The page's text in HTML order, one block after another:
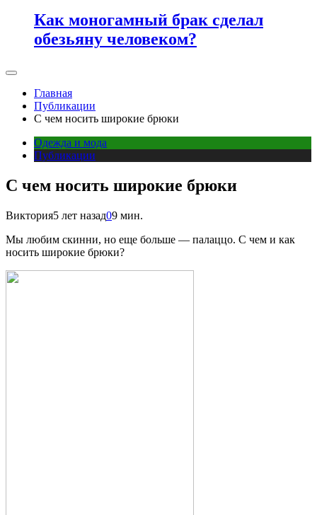
Как моногамный брак сделал
обезьяну человеком?
Главная
Публикации
С чем носить широкие брюки
Одежда и мода
Публикации
С чем носить широкие брюки
Виктория5 лет назад09 мин.
Мы любим скинни, но еще больше — палаццо. С чем и как
носить широкие брюки?